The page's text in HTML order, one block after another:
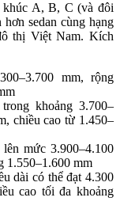
khúc A, B, C (và đôi
sedan cùng hạng
thị Việt Nam. Kích
mm, rộng
khoảng 3.700–
chiều cao từ 1.450–
mức 3.900–4.100
1.550–1.600 mm
dài có thể đạt 4.300
cao tối đa khoảng